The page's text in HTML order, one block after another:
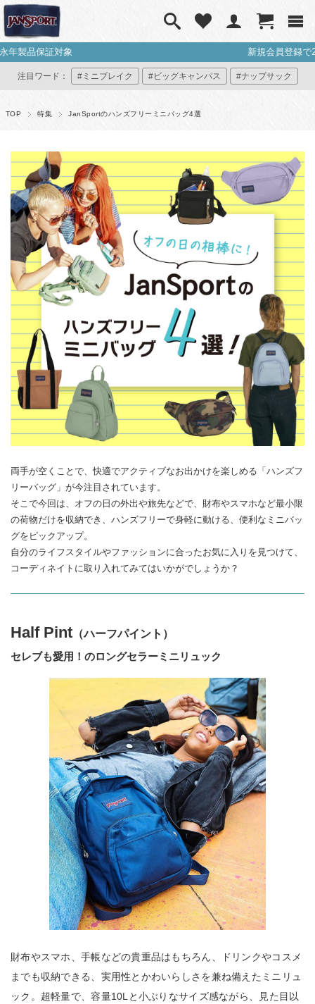
注目ワード： #ミニブレイク #ビッグキャンパス #ナップサック
TOP 特集 JanSportのハンズフリーミニバッグ4選
両手が空くことで、快適でアクティブなお出かけを楽しめる「ハンズフ
リーバッグ」が今注目されています。
そこで今回は、オフの日の外出や旅先などで、財布やスマホなど最小限
の荷物だけを収納でき、ハンズフリーで身軽に動ける、便利なミニバッ
グをピックアップ。
自分のライフスタイルやファッションに合ったお気に入りを見つけて、
コーディネイトに取り入れてみてはいかがでしょうか？
Half Pint （ハーフパイント）
セレブも愛用！のロングセラーミニリュック
財布やスマホ、手帳などの貴重品はもちろん、ドリンクやコスメ
までも収納できる、実用性とかわいらしさを兼ね備えたミニリュ
ック。超軽量で、容量10Lと小ぶりなサイズ感ながら、見た目以